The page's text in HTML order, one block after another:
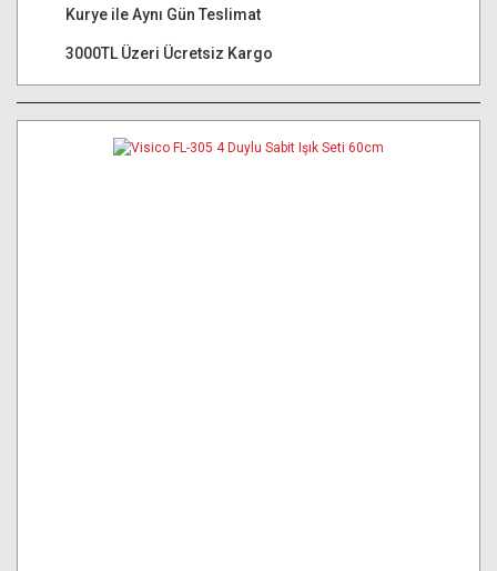
Kurye ile Aynı Gün Teslimat
3000TL Üzeri Ücretsiz Kargo